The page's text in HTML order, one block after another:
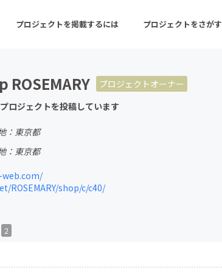
プロジェクトを掲載するには プロジェクトをさがす
注目の新着プロジェクト
音楽
ゲーム・サービス開発
書籍・雑誌出版
チャレンジ
ROSEMARY
プロジェクトオーナー
ロジェクトを投稿しています
：東京都
：東京都
ROSEMARY/shop/c/c40/
2